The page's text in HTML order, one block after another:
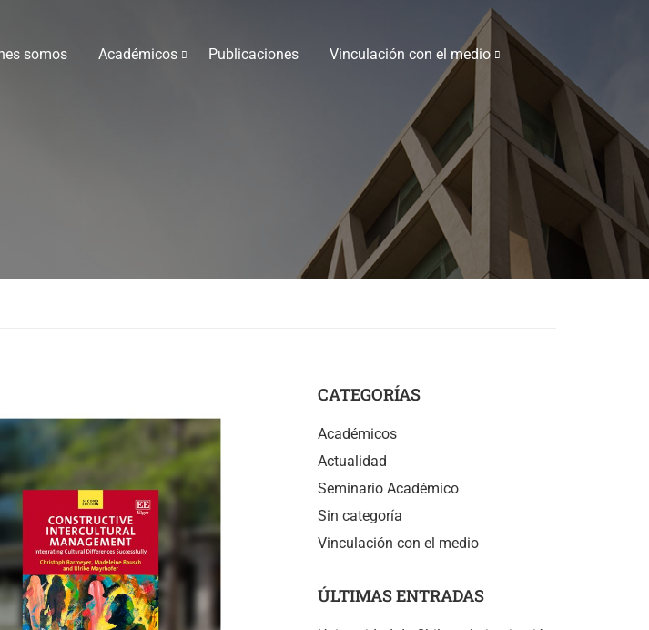
somos Académicos Publicaciones Vinculación con el medio
CATEGORÍAS
Académicos
Actualidad
Seminario Académico
Sin categoría
Vinculación con el medio
ÚLTIMAS ENTRADAS